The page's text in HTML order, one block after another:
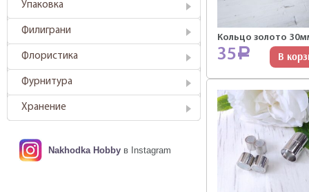
Упаковка
Филиграни
Флористика
Фурнитура
Хранение
Nakhodka Hobby в Instagram
Кольцо золото
35Р В